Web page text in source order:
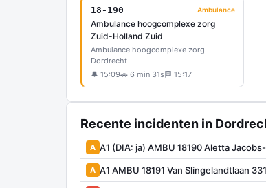
18-190 Ambulance
Ambulance hoogcomplexe zorg
Zuid-Holland Zuid
Ambulance hoogcomplexe zorg
Dordrecht
🔔 15:09🚗 6 min 31s 🏁 15:17
Recente incidenten in
A A1 (DIA: ja) AMBU 18190 Aletta
A A1 AMBU 18191 Van Slingelandtlaan